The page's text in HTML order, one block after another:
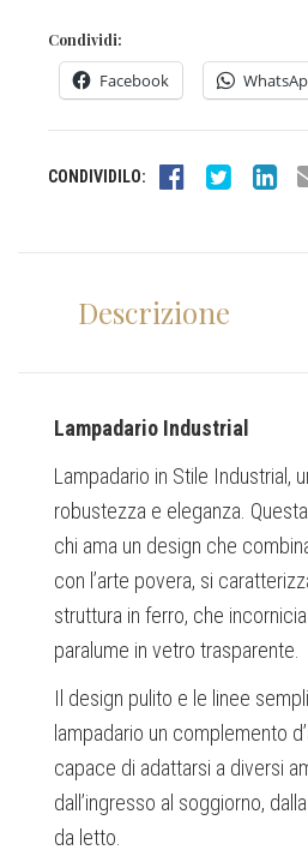
Condividi:
Facebook
CONDIVIDILO:
Descrizione
Lampadario Industrial
Lampadario in Stile Industrial,
robustezza e eleganza.
chi ama un design che
con l’arte povera, si
struttura in ferro, che
paralume in vetro trasparente.
Il design pulito e le linee
lampadario un complemento
capace di adattarsi a diversi
dall’ingresso al soggiorno,
da letto.